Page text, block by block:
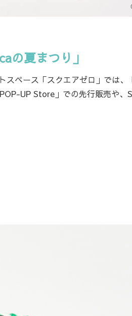
の夏まつり」
ペース「スクエアゼロ」では、
UP Store」での先行販売や、